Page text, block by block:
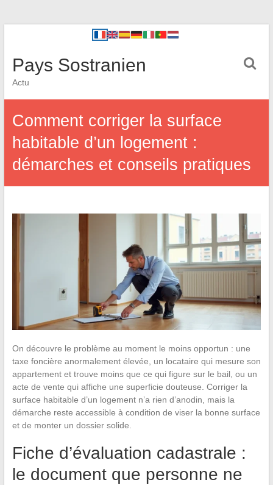
Pays Sostranien
Actu
Comment corriger la surface
habitable d’un logement :
démarches et conseils pratiques
On découvre le problème au moment le moins opportun : une
taxe foncière anormalement élevée, un locataire qui mesure son
appartement et trouve moins que ce qui figure sur le bail, ou un
acte de vente qui affiche une superficie douteuse. Corriger la
surface habitable d’un logement n’a rien d’anodin, mais la
démarche reste accessible à condition de viser la bonne surface
et de monter un dossier solide.
Fiche d’évaluation cadastrale :
le document que personne ne